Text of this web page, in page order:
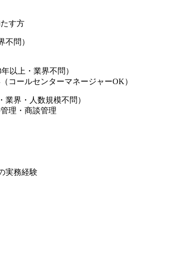
す方
不問）
以上・業界不問）
コールセンターマネージャーOK）
界・人数規模不問）
理・商談管理
実務経験